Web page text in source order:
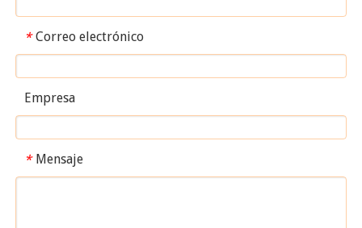
* Correo electrónico
Empresa
* Mensaje